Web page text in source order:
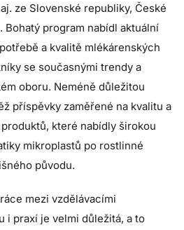
ze Slovenské republiky, České
Bohatý program nabídl aktuální
a kvalitě mlékárenských
se současnými trendy a
oboru. Neméně důležitou
příspěvky zaměřené na kvalitu a
které nabídly širokou
mikroplastů po rostlinné
původu.
mezi vzdělávacími
i praxí je velmi důležitá, a to